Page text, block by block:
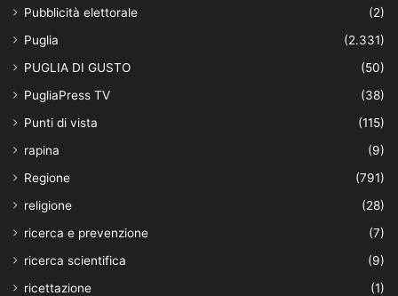
Pubblicità elettorale
(2)
Puglia
(2.331)
PUGLIA DI GUSTO
(50)
PugliaPress TV
(38)
Punti di vista
(115)
rapina
(9)
Regione
(791)
religione
(28)
ricerca e prevenzione
(7)
ricerca scientifica
(9)
ricettazione
(1)